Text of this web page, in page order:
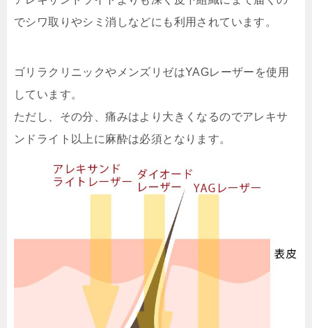
でシワ取りやシミ消しなどにも利用されています。
ゴリラクリニックやメンズリゼはYAGレーザーを使用
しています。
ただし、その分、痛みはより大きくなるのでアレキサ
ンドライト以上に麻酔は必須となります。